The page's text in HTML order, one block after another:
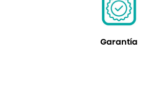
Garantía